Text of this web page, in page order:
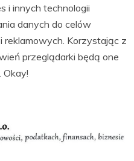
i innych technologii
danych do celów
reklamowych. Korzystając z
przeglądarki będą one
Okay!